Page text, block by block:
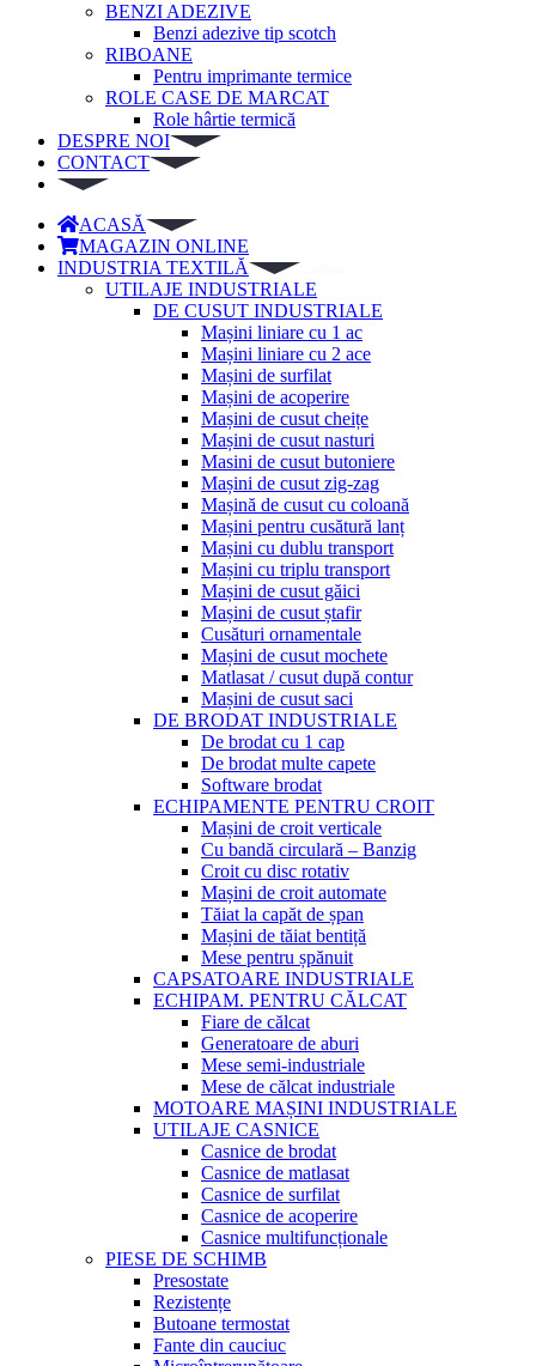
BENZI ADEZIVE
Benzi adezive tip scotch
RIBOANE
Pentru imprimante termice
ROLE CASE DE MARCAT
Role hârtie termică
DESPRE NOI
CONTACT
ACASĂ
MAGAZIN ONLINE
INDUSTRIA TEXTILĂ
UTILAJE INDUSTRIALE
DE CUSUT INDUSTRIALE
Mașini liniare cu 1 ac
Mașini liniare cu 2 ace
Mașini de surfilat
Mașini de acoperire
Mașini de cusut cheițe
Mașini de cusut nasturi
Masini de cusut butoniere
Mașini de cusut zig-zag
Mașină de cusut cu coloană
Mașini pentru cusătură lanț
Mașini cu dublu transport
Mașini cu triplu transport
Mașini de cusut găici
Mașini de cusut ștafir
Cusături ornamentale
Mașini de cusut mochete
Matlasat / cusut după contur
Mașini de cusut saci
DE BRODAT INDUSTRIALE
De brodat cu 1 cap
De brodat multe capete
Software brodat
ECHIPAMENTE PENTRU CROIT
Mașini de croit verticale
Cu bandă circulară – Banzig
Croit cu disc rotativ
Mașini de croit automate
Tăiat la capăt de șpan
Mașini de tăiat bentiță
Mese pentru șpănuit
CAPSATOARE INDUSTRIALE
ECHIPAM. PENTRU CĂLCAT
Fiare de călcat
Generatoare de aburi
Mese semi-industriale
Mese de călcat industriale
MOTOARE MAȘINI INDUSTRIALE
UTILAJE CASNICE
Casnice de brodat
Casnice de matlasat
Casnice de surfilat
Casnice de acoperire
Casnice multifuncționale
PIESE DE SCHIMB
Presostate
Rezistențe
Butoane termostat
Fante din cauciuc